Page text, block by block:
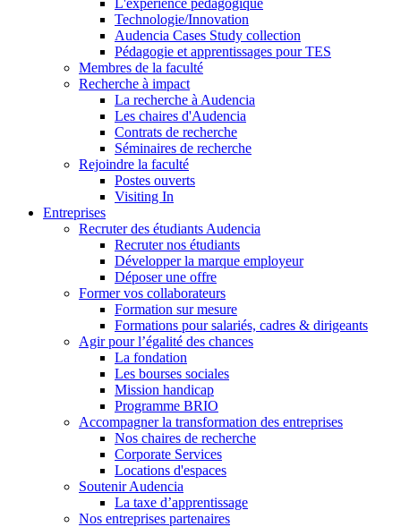
L'expérience pédagogique
Technologie/Innovation
Audencia Cases Study collection
Pédagogie et apprentissages pour TES
Membres de la faculté
Recherche à impact
La recherche à Audencia
Les chaires d'Audencia
Contrats de recherche
Séminaires de recherche
Rejoindre la faculté
Postes ouverts
Visiting In
Entreprises
Recruter des étudiants Audencia
Recruter nos étudiants
Développer la marque employeur
Déposer une offre
Former vos collaborateurs
Formation sur mesure
Formations pour salariés, cadres & dirigeants
Agir pour l’égalité des chances
La fondation
Les bourses sociales
Mission handicap
Programme BRIO
Accompagner la transformation des entreprises
Nos chaires de recherche
Corporate Services
Locations d'espaces
Soutenir Audencia
La taxe d’apprentissage
Nos entreprises partenaires